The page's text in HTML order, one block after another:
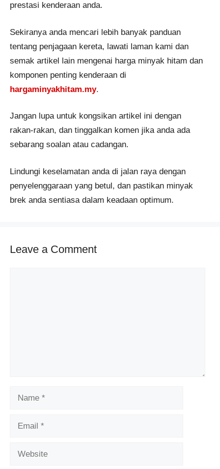
prestasi kenderaan anda.
Sekiranya anda mencari lebih banyak panduan
tentang penjagaan kereta, lawati laman kami dan
semak artikel lain mengenai harga minyak hitam dan
komponen penting kenderaan di
hargaminyakhitam.my.
Jangan lupa untuk kongsikan artikel ini dengan
rakan-rakan, dan tinggalkan komen jika anda ada
sebarang soalan atau cadangan.
Lindungi keselamatan anda di jalan raya dengan
penyelenggaraan yang betul, dan pastikan minyak
brek anda sentiasa dalam keadaan optimum.
Leave a Comment
Name
Email
Website